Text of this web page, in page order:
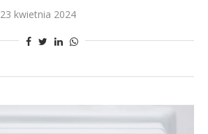
23 kwietnia 2024